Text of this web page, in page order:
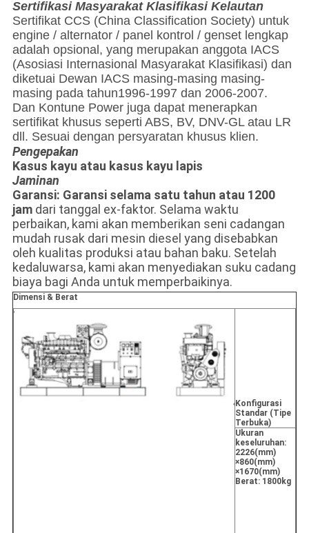
Sertifikasi Masyarakat Klasifikasi Kelautan
Sertifikat CCS (China Classification Society) untuk
engine / alternator / panel kontrol / genset lengkap
adalah opsional, yang merupakan anggota IACS
(Asosiasi Internasional Masyarakat Klasifikasi) dan
diketuai Dewan IACS masing-masing masing-
masing pada tahun1996-1997 dan 2006-2007.
Dan Kontune Power juga dapat menerapkan
sertifikat khusus seperti ABS, BV, DNV-GL atau LR
dll. Sesuai dengan persyaratan khusus klien.
Pengepakan
Kasus kayu atau kasus kayu lapis
Jaminan
Garansi: Garansi selama satu tahun atau 1200
jamdari tanggal ex-faktor. Selama waktu
perbaikan, kami akan memberikan seni cadangan
mudah rusak dari mesin diesel yang disebabkan
oleh kualitas produksi atau bahan baku. Setelah
kedaluwarsa, kami akan menyediakan suku cadang
biaya bagi Anda untuk memperbaikinya.
Dimensi & Berat
Konfigurasi
Standar (Tipe
Terbuka)
Ukuran
keseluruhan:
2226(mm)
×860(mm)
×1670(mm)
Berat: 1800kg